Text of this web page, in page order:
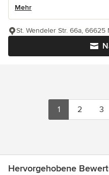
Mehr
St. Wendeler Str. 66a, 66625
1 2 3
Hervorgehobene